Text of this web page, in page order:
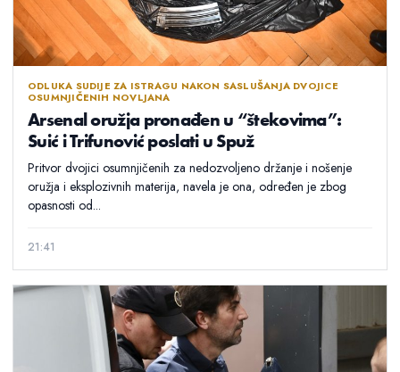
ODLUKA SUDIJE ZA ISTRAGU NAKON SASLUŠANJA DVOJICE
OSUMNJIČENIH NOVLJANA
Arsenal oružja pronađen u “štekovima”:
Suić i Trifunović poslati u Spuž
Pritvor dvojici osumnjičenih za nedozvoljeno držanje i nošenje
oružja i eksplozivnih materija, navela je ona, određen je zbog
opasnosti od...
21:41